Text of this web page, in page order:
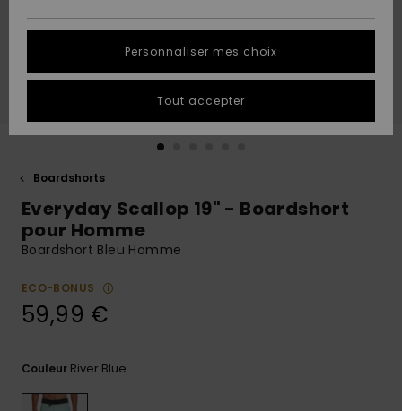
A
Découvrir
A
Découvrir
tailles
conversation
plus rapide
à votre
question.
QUIKSILVER
Boardshorts
Everyday Scallop 19" - Boardshort
pour Homme
Boardshort Bleu Homme
ECO-BONUS
59,99 €
Couleur River Blue
Personnaliser mes choix
Tout accepter